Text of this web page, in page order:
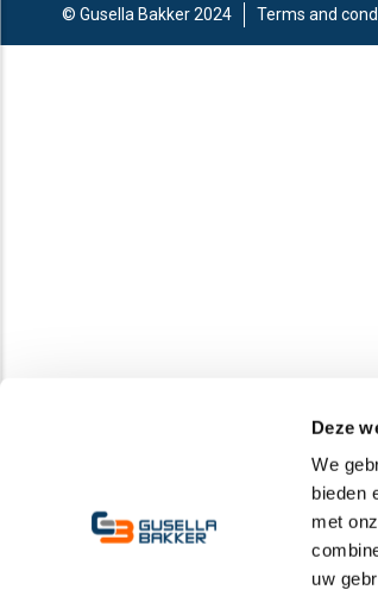
Deze
We
bieden
met
uw
© Gusella Bakker 2024 Terms and